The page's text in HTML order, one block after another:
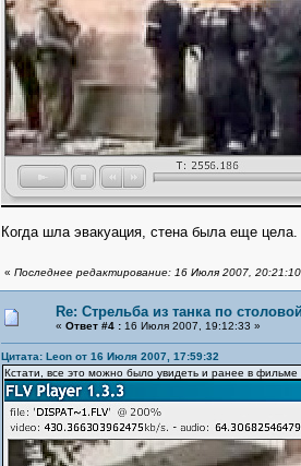
Когда шла эвакуация, стена была еще
« Последнее редактирование: 16 Июля 2007,
Re: Стрельба из танка по
« Ответ #4 : 16 Июля 2007, 19:12:33 »
Цитата: Leon от 16 Июля 2007, 17:59:32
Кстати, все это можно было увидеть и ранее в